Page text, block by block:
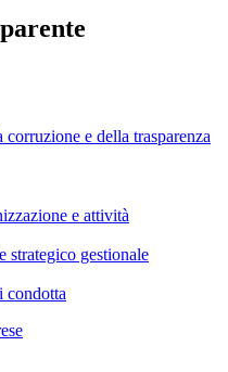
e della trasparenza
e attività
strategico gestionale
condotta